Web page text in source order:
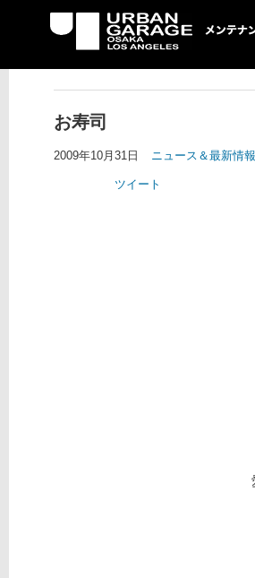
UG メンテナン
お寿司
2009年10月31日 ニュース＆最新情報
ツイート